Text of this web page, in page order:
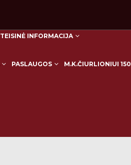
TEISINĖ INFORMACIJA
PASLAUGOS M.K.ČIURLIONIUI 150